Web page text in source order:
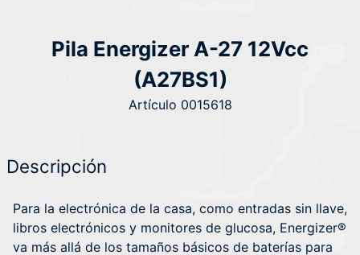
Pila Energizer A-27 12Vcc
(A27BS1)
Artículo 0015618
Descripción
Para la electrónica de la casa, como entradas sin llave,
libros electrónicos y monitores de glucosa, Energizer®
va más allá de los tamaños básicos de baterías para